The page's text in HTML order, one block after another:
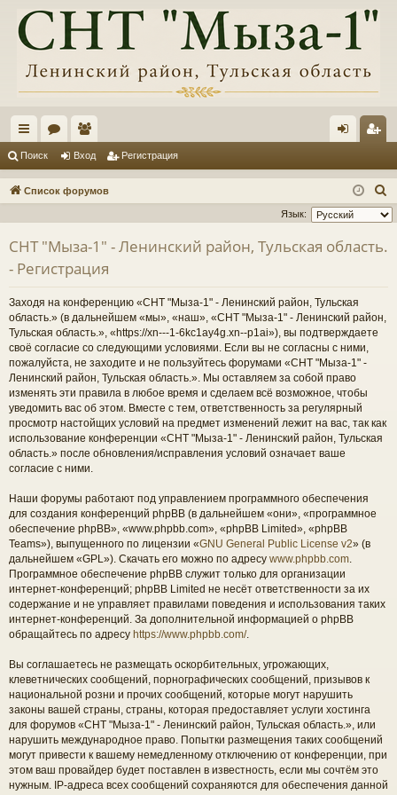
с
ы ум
ол
ьз
и
д ис
тр
Поиск Вход Регистрация
Список форумов
о
Язык:
СНТ "Мыза-1" - Ленинский район, Тульская область.
- Регистрация
Заходя на конференцию «СНТ "Мыза-1" - Ленинский район, Тульская
область.» (в дальнейшем «мы», «наш», «СНТ "Мыза-1" - Ленинский район,
Тульская область.», «https://xn---1-6kc1ay4g.xn--p1ai»), вы подтверждаете
своё согласие со следующими условиями. Если вы не согласны с ними,
пожалуйста, не заходите и не пользуйтесь форумами «СНТ "Мыза-1" -
Ленинский район, Тульская область.». Мы оставляем за собой право
изменять эти правила в любое время и сделаем всё возможное, чтобы
уведомить вас об этом. Вместе с тем, ответственность за регулярный
просмотр настойщих условий на предмет изменений лежит на вас, так как
использование конференции «СНТ "Мыза-1" - Ленинский район, Тульская
область.» после обновления/исправления условий означает ваше
согласие с ними.
Наши форумы работают под управлением программного обеспечения
для создания конференций phpBB (в дальнейшем «они», «программное
обеспечение phpBB», «www.phpbb.com», «phpBB Limited», «phpBB
Teams»), выпущенного по лицензии «GNU General Public License v2» (в
дальнейшем «GPL»). Скачать его можно по адресу www.phpbb.com
Программное обеспечение phpBB служит только для организации
интернет-конференций; phpBB Limited не несёт ответственности за их
содержание и не управляет правилами поведения и использования таких
интернет-конференций. За дополнительной информацией о phpBB
обращайтесь по адресу https://www.phpbb.com/.
Вы соглашаетесь не размещать оскорбительных, угрожающих,
клеветнических сообщений, порнографических сообщений, призывов к
национальной розни и прочих сообщений, которые могут нарушить
законы вашей страны, страны, которая предоставляет услуги хостинга
для форумов «СНТ "Мыза-1" - Ленинский район, Тульская область.», или
нарушить международное право. Попытки размещения таких сообщений
могут привести к вашему немедленному отключению от конференции, при
этом ваш провайдер будет поставлен в известность, если мы сочтём это
нужным. IP-адреса всех сообщений сохраняются для обеспечения данной